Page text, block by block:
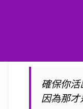
確保你
因為那